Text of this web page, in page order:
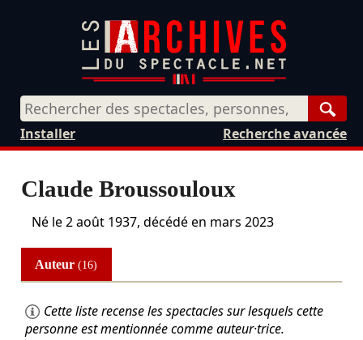
Recherche avancée
Installer
Claude Broussouloux
Né le2 août 1937, décédé en mars 2023
Auteur(16)
Cette liste recense les spectacles sur lesquels cette
personne est mentionnée comme auteur·trice.